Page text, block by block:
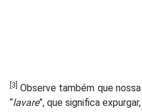
[3] Observe também que
“lavare”, que significa